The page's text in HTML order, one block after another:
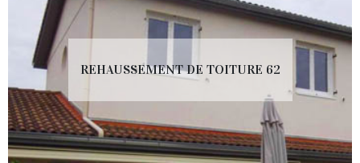
REHAUSSEMENT DE TOITURE 62